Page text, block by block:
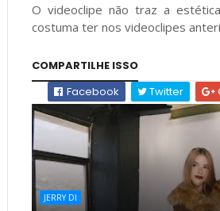
O videoclipe não traz a
costuma ter nos videoclipes
COMPARTILHE ISSO
Facebook
Twitter
JERRY DI